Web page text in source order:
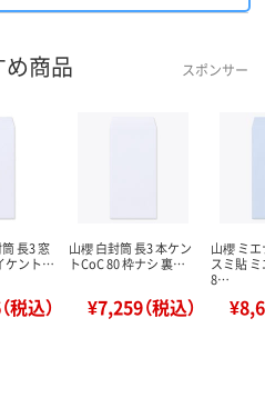
商品 スポンサー
長3 窓
ケント…
税込）
山櫻 白封筒 長3 本ケン
トCoC 80 枠ナシ 裏…
¥7,259（税込）
山櫻 ミ
スミ貼
8…